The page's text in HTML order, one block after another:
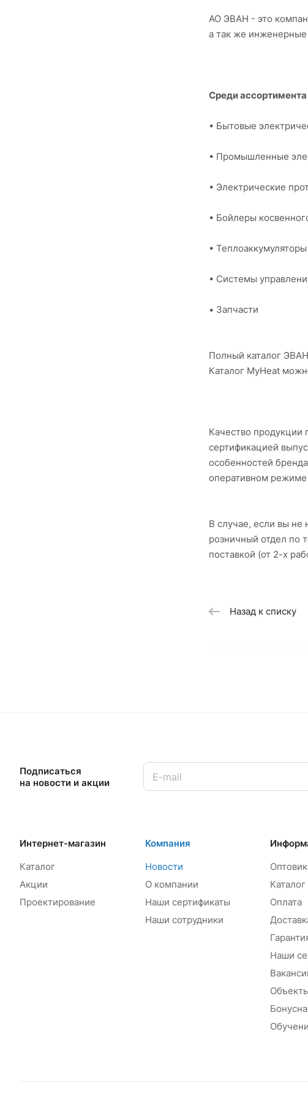
АО ЭВАН - это
а так же инженерные
Среди
• Бытовые
• Промышленные
• Электрические
• Бойлеры
• Теплоаккумуляторы
• Системы
• Запчасти
Полный каталог
Каталог MyHeat
Качество продукции
сертификацией
особенностей
оперативном
В случае, если вы не
розничный отдел по
поставкой (от 2-х
Назад к списку
Подписаться
на новости и акции
Интернет-магазин
Каталог
Акции
Проектирование
Компания
Новости
О компании
Наши сертификаты
Наши сотрудники
Оплата
Наши